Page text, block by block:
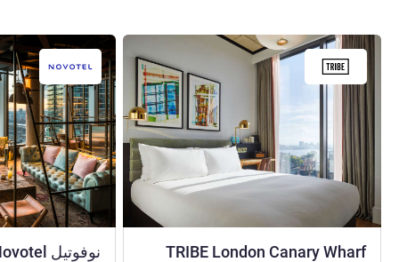
TRIBE London Canary Wharf
4 نجوم